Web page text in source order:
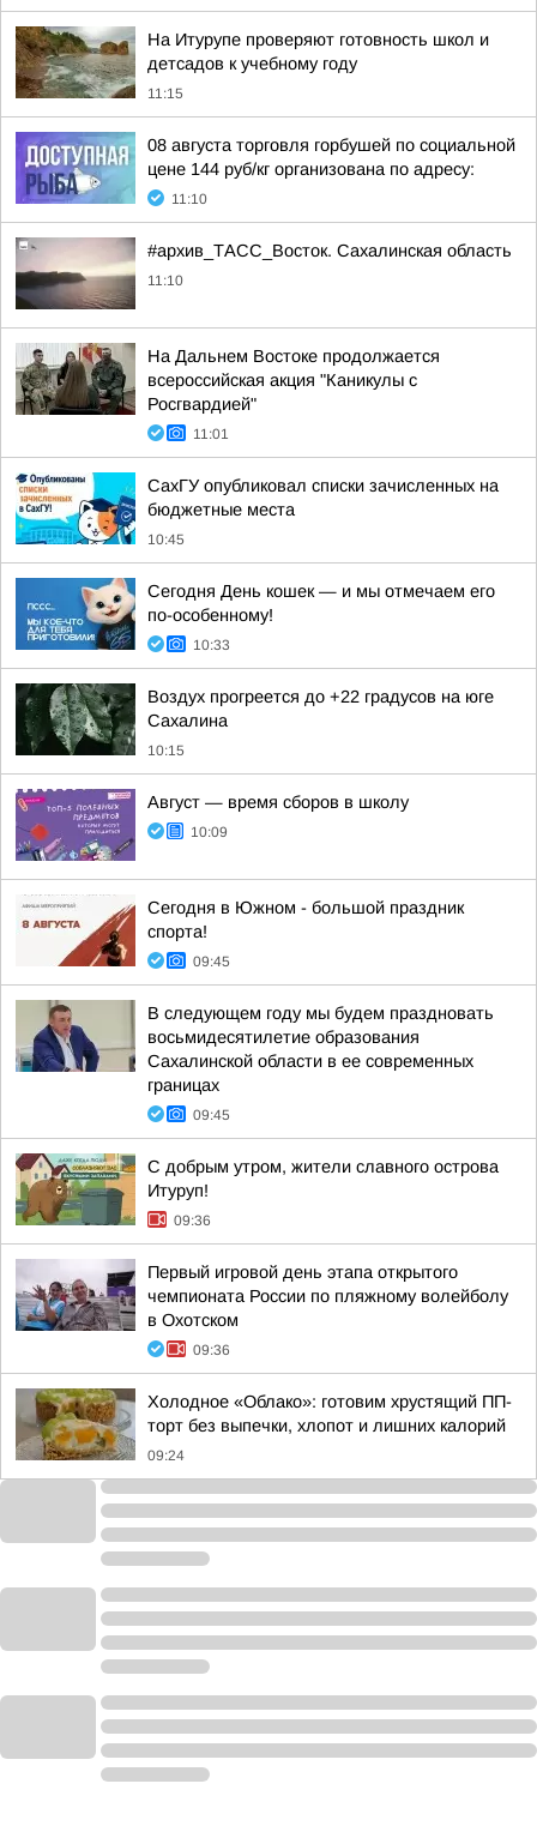
На Итурупе проверяют готовность школ и
детсадов к учебному году
11:15
08 августа торговля горбушей по социальной
цене 144 руб/кг организована по адресу:
11:10
#архив_ТАСС_Восток. Сахалинская область
11:10
На Дальнем Востоке продолжается
всероссийская акция "Каникулы с
Росгвардией"
11:01
СахГУ опубликовал списки зачисленных на
бюджетные места
10:45
Сегодня День кошек — и мы отмечаем его
по-особенному!
10:33
Воздух прогреется до +22 градусов на юге
Сахалина
10:15
Август — время сборов в школу
10:09
Сегодня в Южном - большой праздник
спорта!
09:45
В следующем году мы будем праздновать
восьмидесятилетие образования
Сахалинской области в ее современных
границах
09:45
С добрым утром, жители славного острова
Итуруп!
09:36
Первый игровой день этапа открытого
чемпионата России по пляжному волейболу
в Охотском
09:36
Холодное «Облако»: готовим хрустящий ПП-
торт без выпечки, хлопот и лишних калорий
09:24